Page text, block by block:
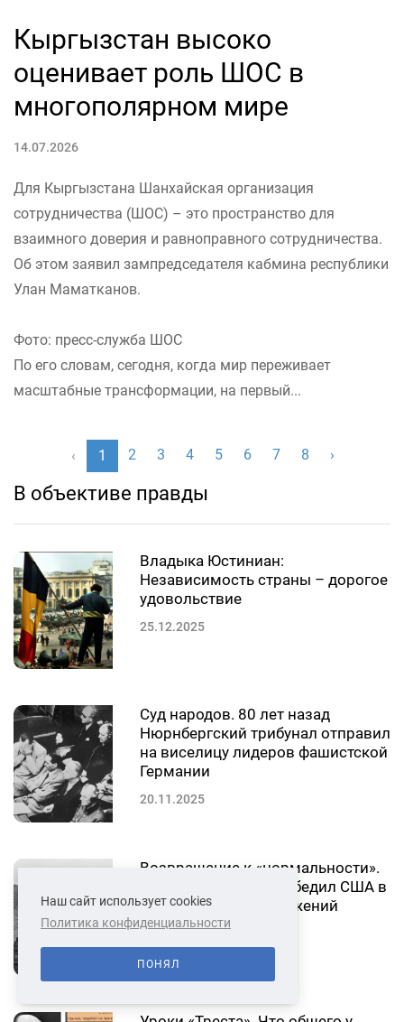
Кыргызстан высоко
оценивает роль ШОС в
многополярном мире
14.07.2026
Для Кыргызстана Шанхайская организация
сотрудничества (ШОС) – это пространство для
взаимного доверия и равноправного сотрудничества.
Об этом заявил зампредседателя кабмина республики
Улан Маматканов.
Фото: пресс-служба ШОС
По его словам, сегодня, когда мир переживает
масштабные трансформации, на первый...
‹ 1 2 3 4 5 6 7 8 ›
В объективе правды
Владыка Юстиниан:
Независимость страны – дорогое
удовольствие
25.12.2025
Суд народов. 80 лет назад
Нюрнбергский трибунал отправил
на виселицу лидеров фашистской
Германии
20.11.2025
Возвращение к «нормальности».
Как остров Гренада убедил США в
эффективности вторжений
25.10.2025
Наш сайт использует cookies
Политика конфиденциальности
ПОНЯЛ